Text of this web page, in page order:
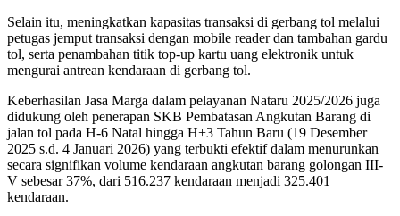
Selain itu, meningkatkan kapasitas transaksi di gerbang tol melalui
petugas jemput transaksi dengan mobile reader dan tambahan gardu
tol, serta penambahan titik top-up kartu uang elektronik untuk
mengurai antrean kendaraan di gerbang tol.
Keberhasilan Jasa Marga dalam pelayanan Nataru 2025/2026 juga
didukung oleh penerapan SKB Pembatasan Angkutan Barang di
jalan tol pada H-6 Natal hingga H+3 Tahun Baru (19 Desember
2025 s.d. 4 Januari 2026) yang terbukti efektif dalam menurunkan
secara signifikan volume kendaraan angkutan barang golongan III-
V sebesar 37%, dari 516.237 kendaraan menjadi 325.401
kendaraan.